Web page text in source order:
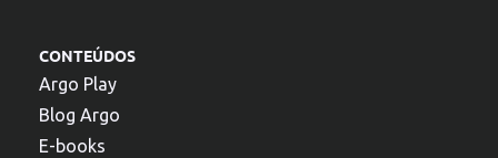
CONTEÚDOS
Argo Play
Blog Argo
E-books